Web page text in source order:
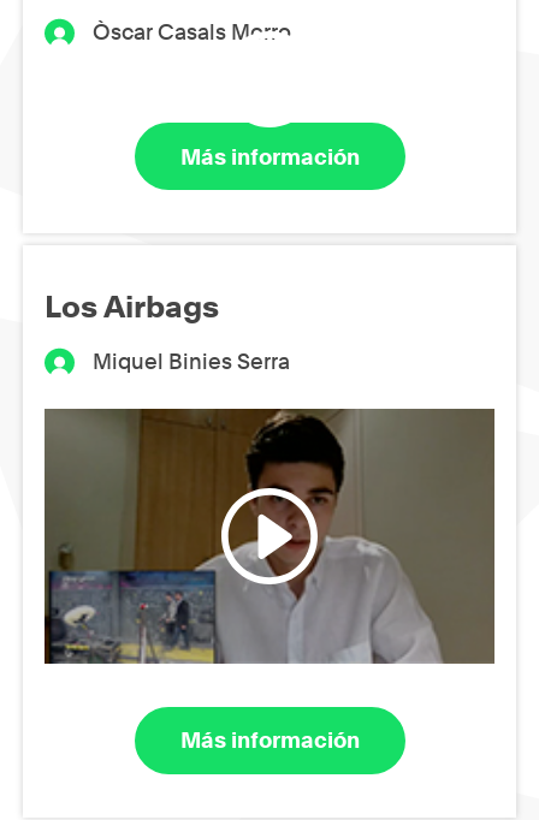
Òscar Casals Morro
Más información
Los Airbags
Miquel Binies Serra
Más información